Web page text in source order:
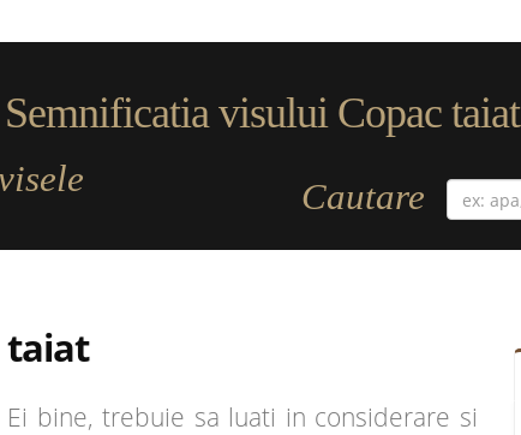
Semnificatia visului Copac taiat
Cautare
taiat
bine, trebuie sa luati in considerare si